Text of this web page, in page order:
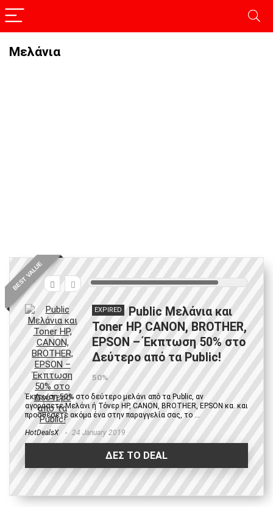
Μελάνια
BEST VALUE
8
EXPIRED
Public Μελάνια και
Toner HP, CANON, BROTHER,
EPSON – Έκπτωση 50% στο
Δεύτερο από τα Public!
50%
Έκπτωση 50% στο δεύτερο μελάνι από τα Public, αν
αγοράσετε Μελάνι ή Τόνερ HP, CANON, BROTHER, EPSOΝ κα. και
προσθέσετε ακόμα ένα στην παραγγελία σας, το ...
HotDealsX 24 January 2019
ΔΕΣ ΤΟ DEAL